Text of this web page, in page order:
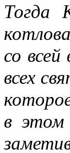
Тогда
со
всех
в этом